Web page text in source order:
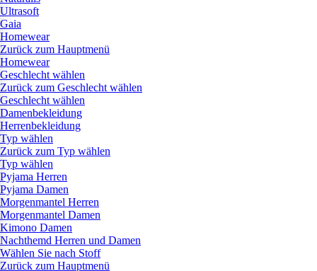
Ultrasoft
Gaia
Homewear
Zurück zum Hauptmenü
Homewear
Geschlecht wählen
Zurück zum Geschlecht wählen
Geschlecht wählen
Damenbekleidung
Herrenbekleidung
Typ wählen
Zurück zum Typ wählen
Typ wählen
Pyjama Herren
Pyjama Damen
Morgenmantel Herren
Morgenmantel Damen
Kimono Damen
Nachthemd Herren und Damen
Wählen Sie nach Stoff
Zurück zum Hauptmenü